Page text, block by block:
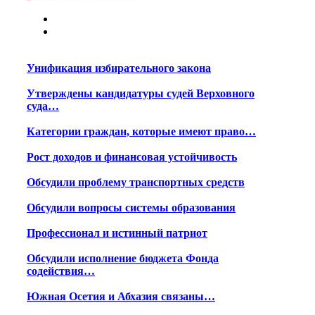
Унификация избирательного закона
Утверждены кандидатуры судей Верховного
суда…
Категории граждан, которые имеют право…
Рост доходов и финансовая устойчивость
Обсудили проблему транспортных средств
Обсудили вопросы системы образования
Профессионал и истинный патриот
Обсудили исполнение бюджета Фонда
содействия…
Южная Осетия и Абхазия связаны…